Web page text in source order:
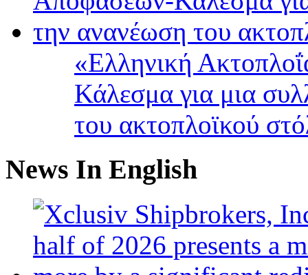
«Ελληνική
Κάλεσμα για μια
του ακτοπλοϊκού
News In English